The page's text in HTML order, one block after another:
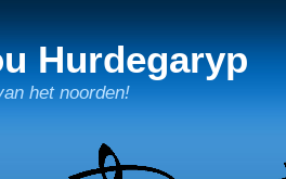
Hurdegaryp
het noorden!